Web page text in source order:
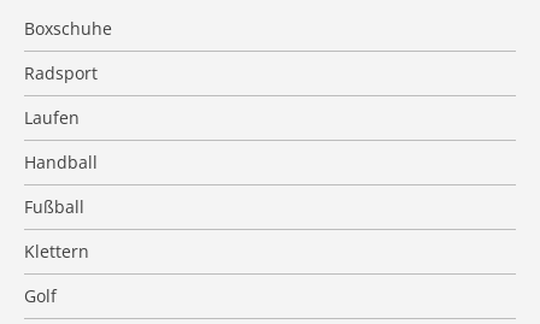
Boxschuhe
Radsport
Laufen
Handball
Fußball
Klettern
Golf